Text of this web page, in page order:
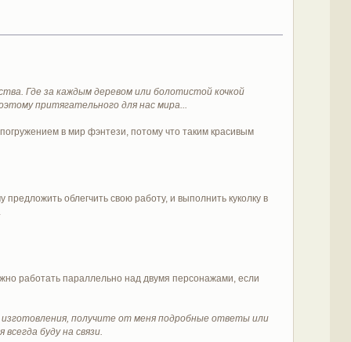
Где за каждым деревом или болотистой кочкой
притягательного для нас мира...
в мир фэнтези, потому что таким красивым
облегчить свою работу, и выполнить куколку в
работать параллельно над двумя персонажами, если
получите от меня подробные ответы или
буду на связи.